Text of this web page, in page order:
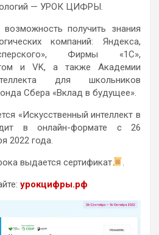
— УРОК ЦИФРЫ.
получить знания
компаний: Яндекса,
Фирмы «1С»,
и VK, а также Академии
для школьников
Сбера «Вклад в будущее».
«Искусственный интеллект в
в онлайн-формате с 26
2022 года.
выдается сертификат
.
урокцифры.рф